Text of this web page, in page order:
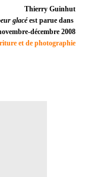
Thierry Guinhut
glacéest parue dans
décembre 2008
et de photographie